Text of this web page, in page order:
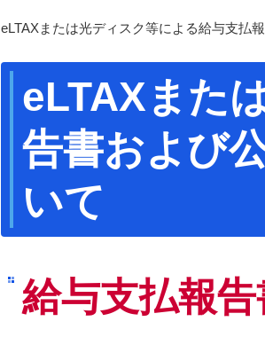
eLTAXまたは光ディスク等による給与支払
eLTAXまた
告書および
いて
給与支払報